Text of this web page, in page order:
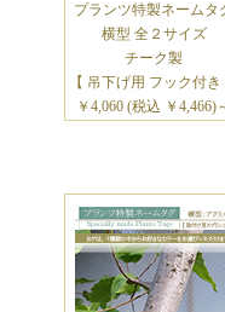
プランツ特製ネームタ
横型 全２サイズ
チーク製
【 吊下げ用 フック付き
￥4,060 (税込 ￥4,466)